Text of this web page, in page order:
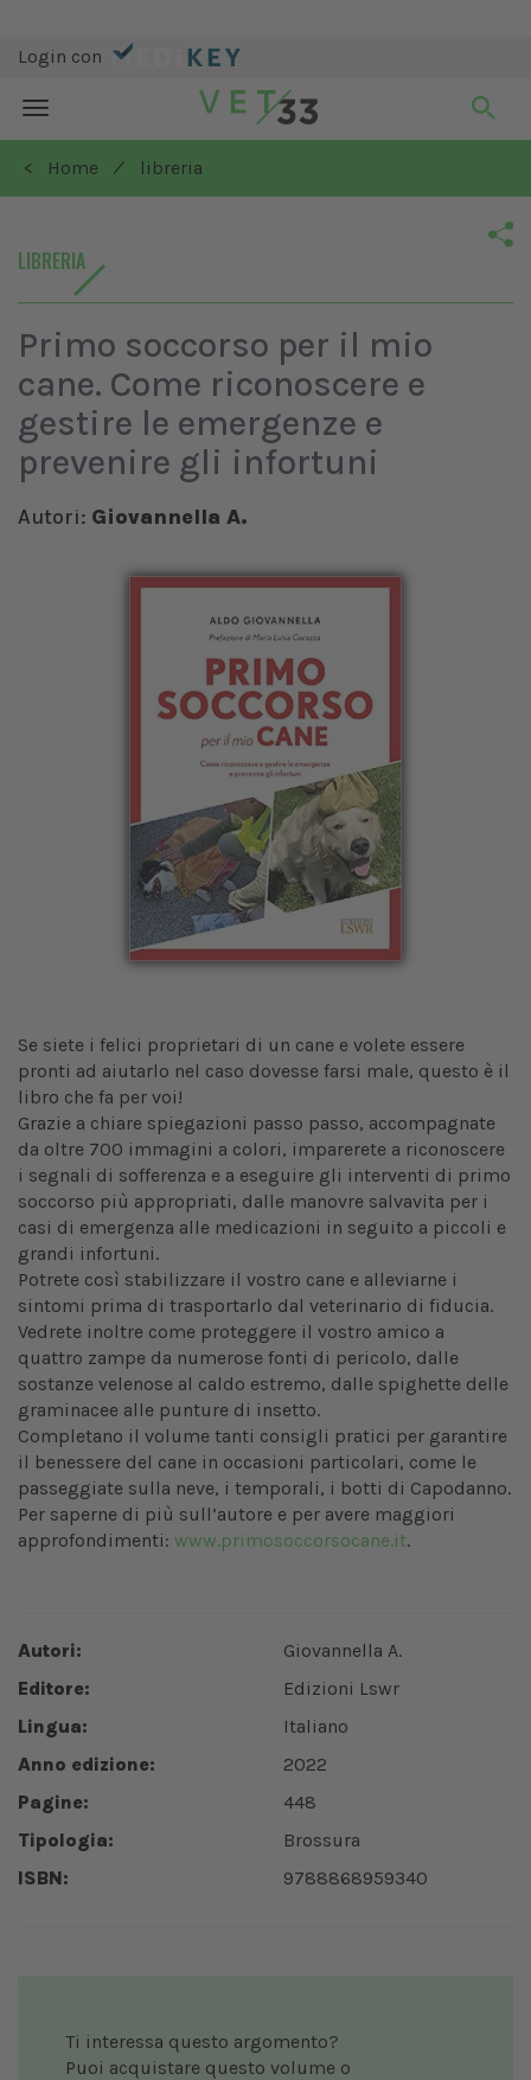
Login con
Toggle
navigation
< Home
/ libreria
LIBRERIA
Primo soccorso per il mio
cane. Come riconoscere e
gestire le emergenze e
prevenire gli infortuni
Autori: Giovannella A.
Se siete i felici proprietari di un cane e volete essere
pronti ad aiutarlo nel caso dovesse farsi male, questo è il
libro che fa per voi!
Grazie a chiare spiegazioni passo passo, accompagnate
da oltre 700 immagini a colori, imparerete a riconoscere
i segnali di sofferenza e a eseguire gli interventi di primo
soccorso più appropriati, dalle manovre salvavita per i
casi di emergenza alle medicazioni in seguito a piccoli e
grandi infortuni.
Potrete così stabilizzare il vostro cane e alleviarne i
sintomi prima di trasportarlo dal veterinario di fiducia.
Vedrete inoltre come proteggere il vostro amico a
quattro zampe da numerose fonti di pericolo, dalle
sostanze velenose al caldo estremo, dalle spighette delle
graminacee alle punture di insetto.
Completano il volume tanti consigli pratici per garantire
il benessere del cane in occasioni particolari, come le
passeggiate sulla neve, i temporali, i botti di Capodanno.
Per saperne di più sull’autore e per avere maggiori
approfondimenti: www.primosoccorsocane.it.
Autori:
Giovannella A.
Editore:
Edizioni Lswr
Lingua:
Italiano
Anno edizione:
2022
Pagine:
448
Tipologia:
Brossura
ISBN:
9788868959340
Ti interessa questo argomento?
Puoi acquistare questo volume o